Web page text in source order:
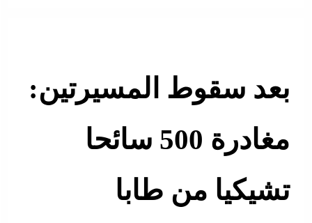
بعد سقوط المسيرتين:
مغادرة 500 سائحا
تشيكيا من طابا